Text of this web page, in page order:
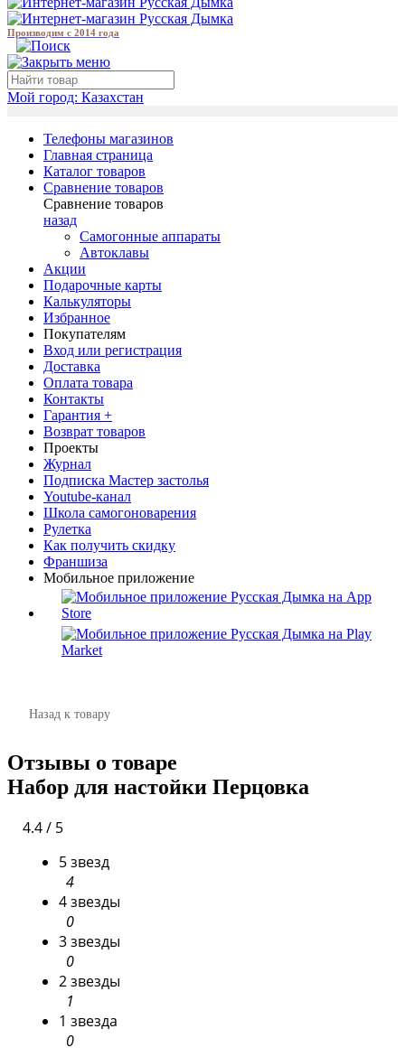
Производим с 2014 года
Мой город: Казахстан
Телефоны магазинов
Главная страница
Каталог товаров
Сравнение товаров
Сравнение товаров
назад
Самогонные аппараты
Автоклавы
Акции
Подарочные карты
Калькуляторы
Избранное
Покупателям
Вход или регистрация
Доставка
Оплата товара
Контакты
Гарантия +
Возврат товаров
Проекты
Журнал
Подписка Мастер застолья
Youtube-канал
Школа самогоноварения
Рулетка
Как получить скидку
Франшиза
Мобильное приложение
Назад к товару
Отзывы о товаре
Набор для настойки Перцовка
4.4 / 5
5 звезд
4
4 звезды
0
3 звезды
0
2 звезды
1
1 звезда
0